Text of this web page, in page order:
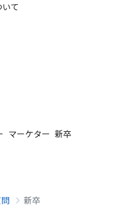
て
マーケター 新卒
新卒